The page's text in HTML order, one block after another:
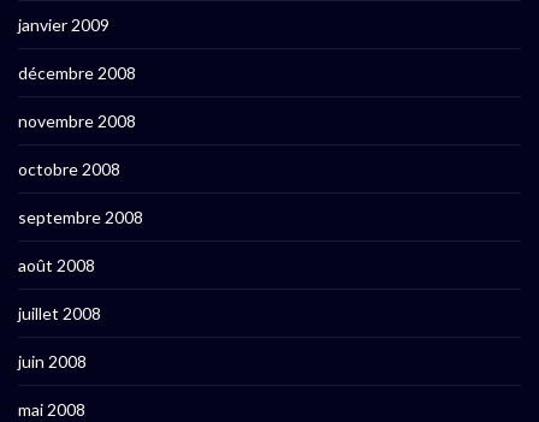
janvier 2009
décembre 2008
novembre 2008
octobre 2008
septembre 2008
août 2008
juillet 2008
juin 2008
mai 2008